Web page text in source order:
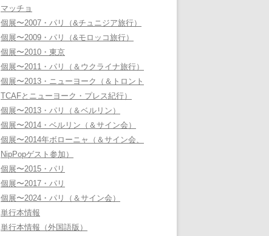
マッチョ
個展〜2007・パリ（&チュニジア旅行）
個展〜2009・パリ（&モロッコ旅行）
個展〜2010・東京
個展〜2011・パリ（＆ウクライナ旅行）
個展〜2013・ニューヨーク（＆トロント
TCAFとニューヨーク・プレス紀行）
個展〜2013・パリ（＆ベルリン）
個展〜2014・ベルリン（＆サイン会）
個展〜2014年ボローニャ（＆サイン会、
NipPopゲスト参加）
個展〜2015・パリ
個展〜2017・パリ
個展〜2024・パリ（＆サイン会）
単行本情報
単行本情報（外国語版）